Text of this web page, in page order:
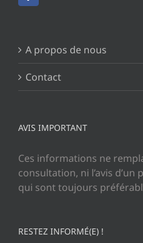
A propos de nous
Contact
AVIS IMPORTANT
Ces informations ne
consultation, ni l’avis
qui sont toujours
RESTEZ INFORMÉ(E) !